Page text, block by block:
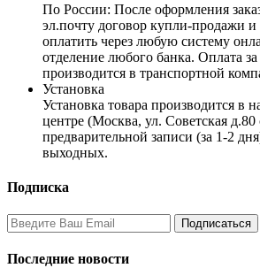
По России: После оформления
эл.почту договор купли-продажи
оплатить через любую систему
отделение любого банка. Оплата за
производится в транспортной
Установка
Установка товара производится в
центре (Москва, ул. Советская д.80
предварительной записи (за 1-2
выходных.
Подписка
Последние новости